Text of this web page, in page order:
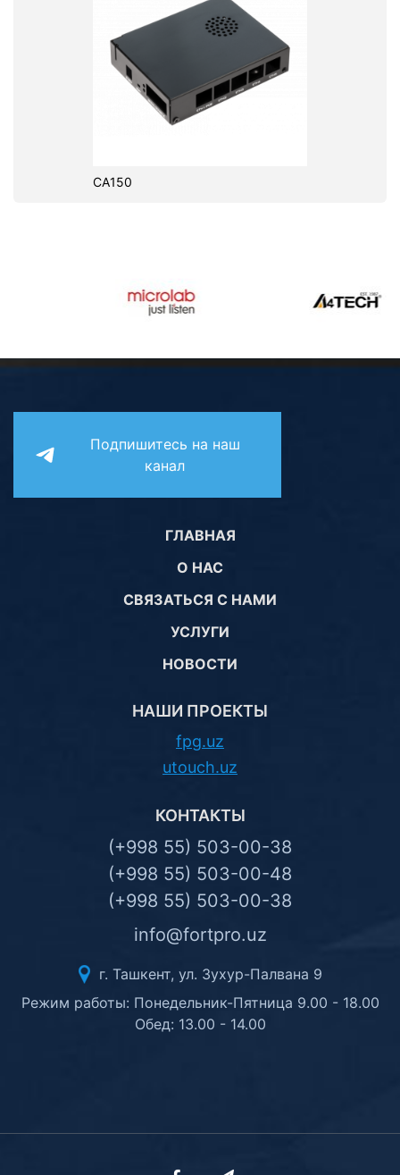
CA150
Подпишитесь на наш
канал
ГЛАВНАЯ
О НАС
СВЯЗАТЬСЯ С НАМИ
УСЛУГИ
НОВОСТИ
НАШИ ПРОЕКТЫ
fpg.uz
utouch.uz
КОНТАКТЫ
(+998 55) 503-00-38
(+998 55) 503-00-48
(+998 55) 503-00-38
info@fortpro.uz
г. Ташкент, ул. Зухур-Палвана 9
Режим работы: Понедельник-Пятница 9.00 - 18.00
Обед: 13.00 - 14.00